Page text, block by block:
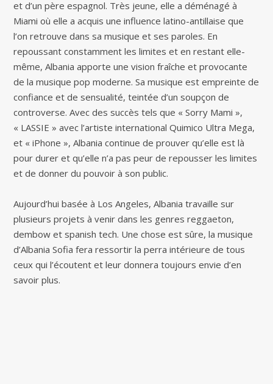
et d’un père espagnol. Très jeune, elle a déménagé à
Miami où elle a acquis une influence latino-antillaise que
l’on retrouve dans sa musique et ses paroles. En
repoussant constamment les limites et en restant elle-
même, Albania apporte une vision fraîche et provocante
de la musique pop moderne. Sa musique est empreinte de
confiance et de sensualité, teintée d’un soupçon de
controverse. Avec des succès tels que « Sorry Mami »,
« LASSIE » avec l’artiste international Quimico Ultra Mega,
et « iPhone », Albania continue de prouver qu’elle est là
pour durer et qu’elle n’a pas peur de repousser les limites
et de donner du pouvoir à son public.
Aujourd’hui basée à Los Angeles, Albania travaille sur
plusieurs projets à venir dans les genres reggaeton,
dembow et spanish tech. Une chose est sûre, la musique
d’Albania Sofia fera ressortir la perra intérieure de tous
ceux qui l’écoutent et leur donnera toujours envie d’en
savoir plus.